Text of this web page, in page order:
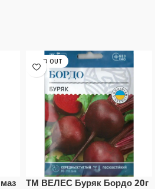
SOLD OUT
ТМ ВЕЛЕС Буряк Бордо 20г